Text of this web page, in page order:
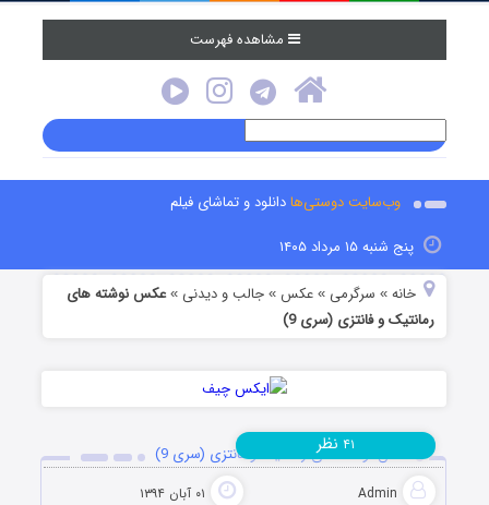
مشاهده فهرست
وب‌سایت دوستی‌هادانلود و تماشای فیلم
پنج شنبه ۱۵ مرداد ۱۴۰۵
خانه » سرگرمی »عکس »جالب و دیدنی »عکس نوشته های
رمانتیک و فانتزی (سری 9)
عکس نوشته های رمانتیک و فانتزی (سری 9)
Admin ۰۱ آبان ۱۳۹۴
۴۱ نظر